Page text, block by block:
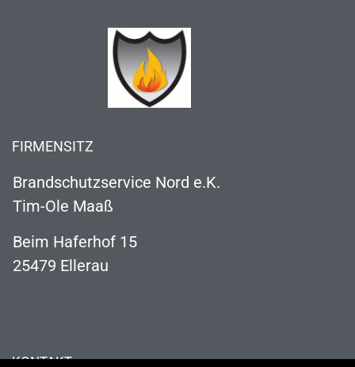
FIRMENSITZ
Brandschutzservice Nord e.K.
Tim-Ole Maaß
Beim Haferhof 15
25479 Ellerau
KONTAKT